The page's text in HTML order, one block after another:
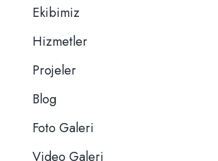
Ekibimiz
Hizmetler
Projeler
Blog
Foto Galeri
Video Galeri